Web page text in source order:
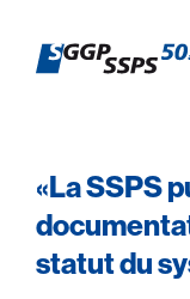
«La SSPS
statut du